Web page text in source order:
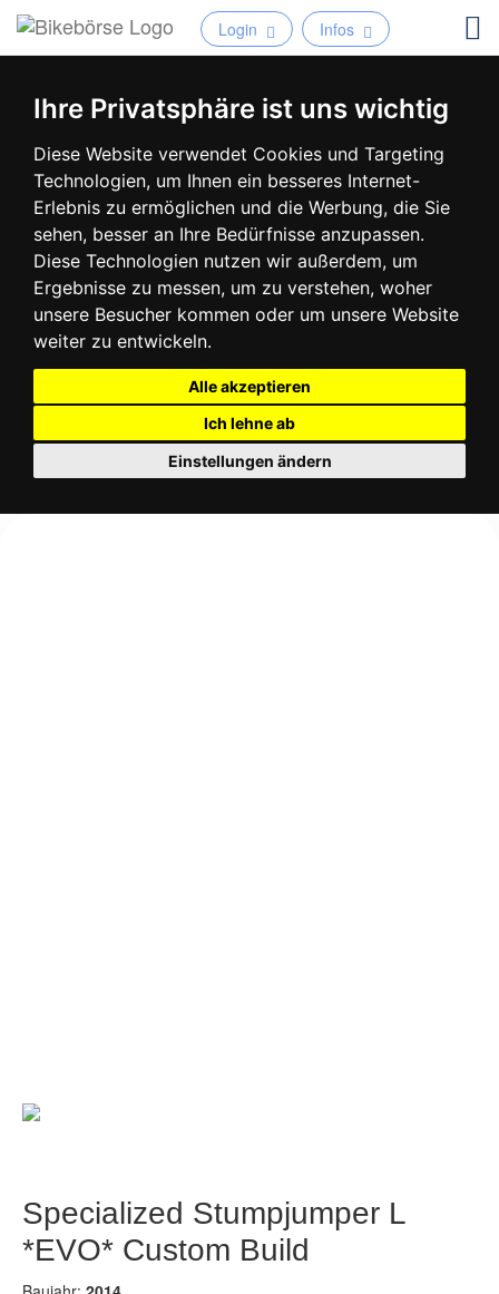
Ihre Privatsphäre ist uns wichtig
Diese Website verwendet Cookies und Targeting
Technologien, um Ihnen ein besseres Internet-
Erlebnis zu ermöglichen und die Werbung, die Sie
sehen, besser an Ihre Bedürfnisse anzupassen.
Diese Technologien nutzen wir außerdem, um
Ergebnisse zu messen, um zu verstehen, woher
unsere Besucher kommen oder um unsere Website
weiter zu entwickeln.
Alle akzeptieren
Ich lehne ab
Einstellungen ändern
Login Infos
Specialized Stumpjumper L
*EVO* Custom Build